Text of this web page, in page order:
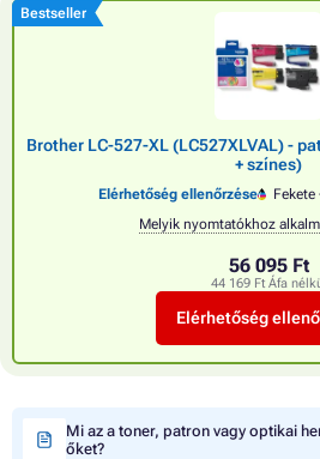
Bestseller
Brother LC-527-XL (LC527XLVAL) -
+ színes)
Elérhetőség ellenőrzése Fekete
Melyik nyomtatókhoz
56 095 Ft
44 169 Ft Áfa
Elérhetőség
Mi az a toner, patron vagy optikai
őket?